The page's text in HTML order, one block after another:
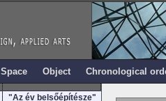
Space Object Chronological
"Az év belsőépítésze"